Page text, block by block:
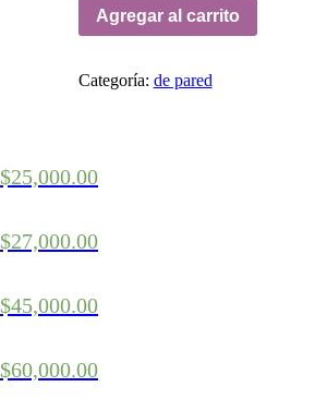
Agregar al carrito
Categoría: de pared
$25,000.00
$27,000.00
$45,000.00
$60,000.00